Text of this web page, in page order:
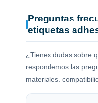
Preguntas
etiquetas
¿Tienes dudas sobre
respondemos las
materiales,